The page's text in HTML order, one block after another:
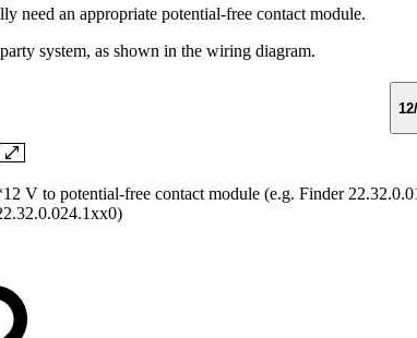
need an appropriate potential-free contact module.
system, as shown in the wiring diagram.
V to potential-free contact module (e.g. Finder